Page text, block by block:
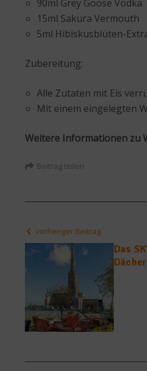
90ml Grey Goose Vodka
15ml Sakura Vermouth
5ml Hibiskusblüten-
Zubereitung:
Alle Zutaten mit Eis
Mit einem eingelegten
Weitere Informationen zu
Beitrag teilen
vorheriger Beitrag
Das